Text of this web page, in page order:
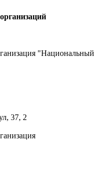
"Национальный
37, 2